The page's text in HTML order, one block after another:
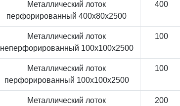
Металлический лоток
перфорированный 400x80x2500
400
Металлический лоток
неперфорированный 100x100x2500
100
Металлический лоток
перфорированный 100x100x2500
100
Металлический лоток
200